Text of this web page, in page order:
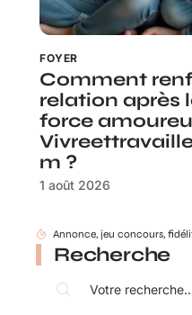
FOYER
Comment
relation après
force
m ?
1 août 2026
Recherche